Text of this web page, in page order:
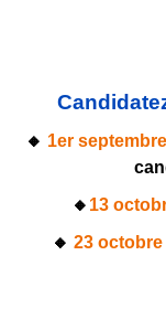
🔸 1er
🔸 13
🔸 23octobre